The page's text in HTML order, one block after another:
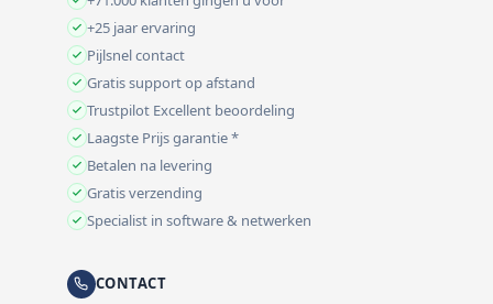
+25 jaar ervaring
Pijlsnel contact
Gratis support op afstand
Trustpilot Excellent beoordeling
Laagste Prijs garantie *
Betalen na levering
Gratis verzending
Specialist in software & netwerken
CONTACT